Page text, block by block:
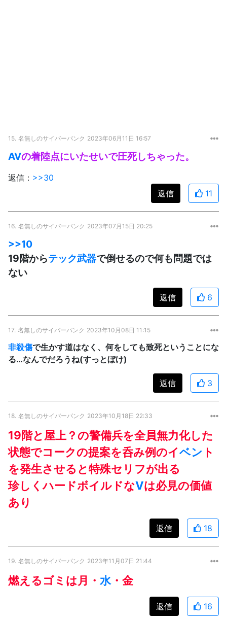
15. 名無しのサイバーパンク 2023年06月11日 16:57
AVの着陸点にいたせいで圧死しちゃった。
返信： >>30
返信
11
16. 名無しのサイバーパンク 2023年07月15日 20:25
>>10
19階からテック武器で倒せるので何も問題では
ない
返信 6
17. 名無しのサイバーパンク 2023年10月08日 11:15
非殺傷で生かす道はなく、何をしても致死ということにな
る…なんでだろうね(すっとぼけ)
返信 3
18. 名無しのサイバーパンク 2023年10月18日 22:33
19階と屋上？の警備兵を全員無力化した
状態でコークの提案を呑み例のイベン ト
を発生させると特殊セリフが出る
珍しくハードボイルドなVは必見の価値
あり
返信 18
19. 名無しのサイバーパンク 2023年11月07日 21:44
燃えるゴミは月・ 水・金
返信 16